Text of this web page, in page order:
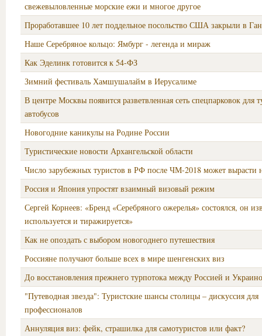
свежевыловленные морские ежи и многое другое
Проработавшее 10 лет поддельное посольство США закрыли в
Наше Серебряное кольцо: Ямбург - легенда и мираж
Как Эделинк готовится к 54-ФЗ
Зимний фестиваль Хамшушалайм в Иерусалиме
В центре Москвы появится разветвленная сеть спецпарковок для
автобусов
Новогодние каникулы на Родине России
Туристические новости Архангельской области
Число зарубежных туристов в РФ после ЧМ-2018 может вырасти
Россия и Япония упростят взаимный визовый режим
Сергей Корнеев: «Бренд «Серебряного ожерелья» состоялся, он
используется и тиражируется»
Как не опоздать с выбором новогоднего путешествия
Россияне получают больше всех в мире шенгенских виз
До восстановления прежнего турпотока между Россией и
"Путеводная звезда": Туристские шансы столицы – дискуссия для
профессионалов
Аннуляция виз: фейк, страшилка для самотуристов или факт?